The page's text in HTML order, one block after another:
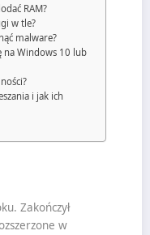
RAM?
w tle?
malware?
na Windows 10 lub
i jak ich
Zakończył
w